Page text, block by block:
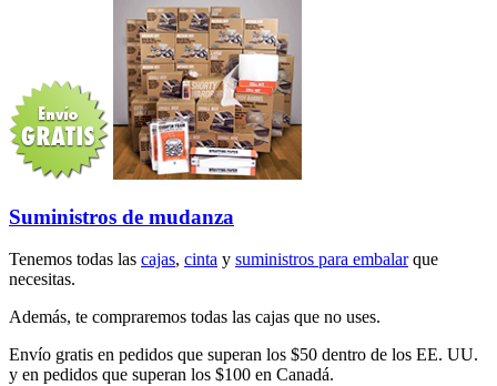
Suministros de mudanza
Tenemos todas las cajas, cinta y suministros para embalarque
necesitas.
Además, te compraremos todas las cajas que no uses.
Envío gratis en pedidos que superan los $50 dentro de los EE. UU.
y en pedidos que superan los $100 en Canadá.